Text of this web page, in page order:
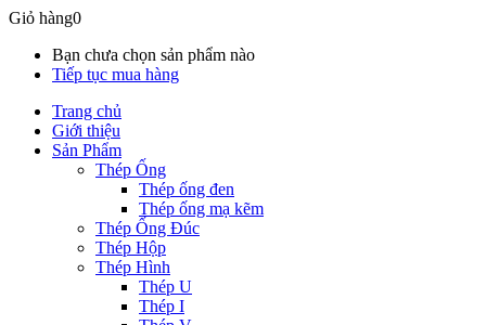
Giỏ hàng0
Bạn chưa chọn sản phẩm nào
Tiếp tục mua hàng
Trang chủ
Giới thiệu
Sản Phẩm
Thép Ống
Thép ống đen
Thép ống mạ kẽm
Thép Ống Đúc
Thép Hộp
Thép Hình
Thép U
Thép I